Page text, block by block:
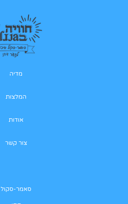
מדיה
המלצות
אודות
צור קשר
סאמר-סקול